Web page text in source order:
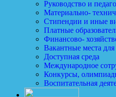
Руководство и
Материально-
Стипендии и иные
Платные
Финансово-
Вакантные места
Доступная среда
Международное
Конкурсы,
Воспитательная